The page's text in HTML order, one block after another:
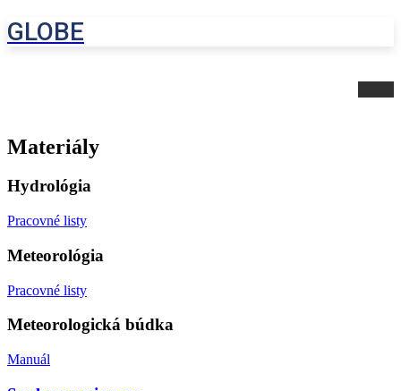
GLOBE
Materiály
Hydrológia
Pracovné listy
Meteorológia
Pracovné listy
Meteorologická búdka
Manuál